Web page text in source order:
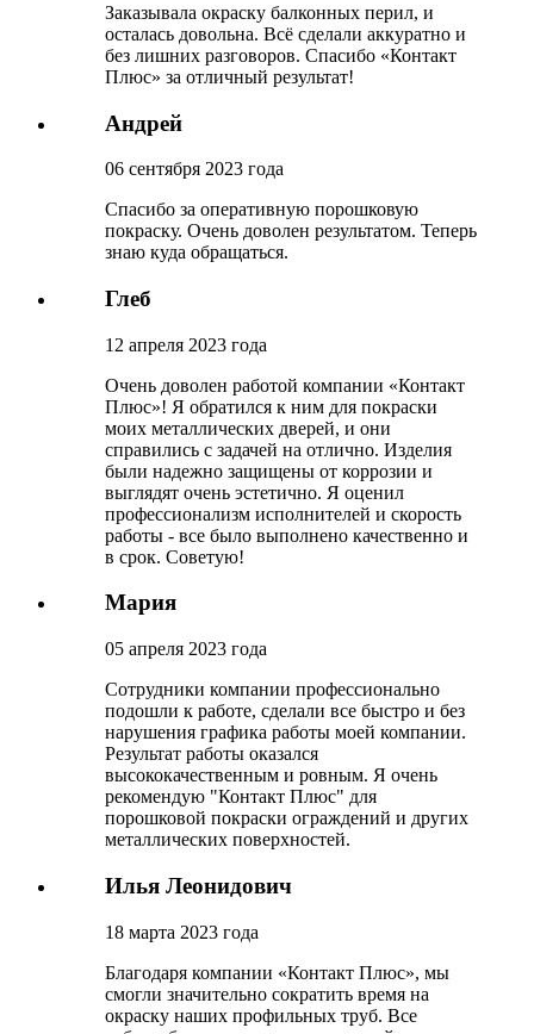
Заказывала окраску балконных перил, и
осталась довольна. Всё сделали аккуратно и
без лишних разговоров. Спасибо «Контакт
Плюс» за отличный результат!
Андрей
06 сентября 2023 года
Спасибо за оперативную порошковую
покраску. Очень доволен результатом. Теперь
знаю куда обращаться.
Глеб
12 апреля 2023 года
Очень доволен работой компании «Контакт
Плюс»! Я обратился к ним для покраски
моих металлических дверей, и они
справились с задачей на отлично. Изделия
были надежно защищены от коррозии и
выглядят очень эстетично. Я оценил
профессионализм исполнителей и скорость
работы - все было выполнено качественно и
в срок. Советую!
Мария
05 апреля 2023 года
Сотрудники компании профессионально
подошли к работе, сделали все быстро и без
нарушения графика работы моей компании.
Результат работы оказался
высококачественным и ровным. Я очень
рекомендую "Контакт Плюс" для
порошковой покраски ограждений и других
металлических поверхностей.
Илья Леонидович
18 марта 2023 года
Благодаря компании «Контакт Плюс», мы
смогли значительно сократить время на
окраску наших профильных труб. Все